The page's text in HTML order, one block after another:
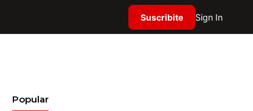
Suscribite Sign In
Popular